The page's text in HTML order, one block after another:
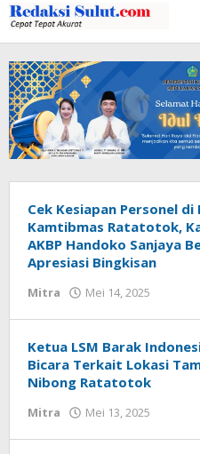
Lewati
ke
konten
Cek Kesiapan Personel di
Kamtibmas Ratatotok,
AKBP Handoko Sanjaya
Apresiasi Bingkisan
Mitra Mei 14, 2025
Ketua LSM Barak
Bicara Terkait Lokasi
Nibong Ratatotok
Mitra Mei 13, 2025